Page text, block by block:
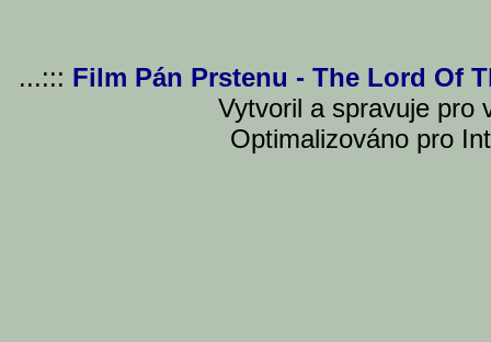
...::: Film Pán Prstenu - The Lord Of
Vytvoril a spravuje pro
Optimalizováno pro